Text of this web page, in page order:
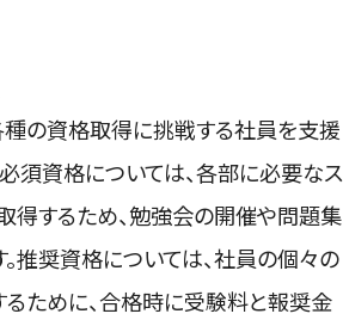
種の資格取得に挑戦する社員を支援
須資格については、各部に必要なス
得するため、勉強会の開催や問題集
推奨資格については、社員の個々の
るために、合格時に受験料と報奨金